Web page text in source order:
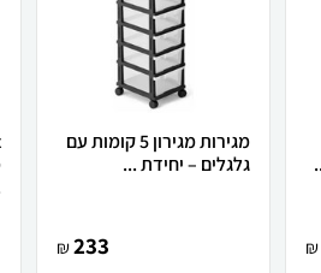
₪
מגירות מגירון 5 קומות עם
גלגלים – יחידת ...
233
₪